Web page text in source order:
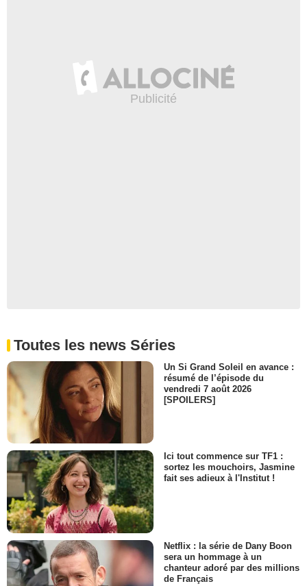
Toutes les news Séries
Un Si Grand Soleil en avance :
résumé de l’épisode du
vendredi 7 août 2026
[SPOILERS]
Ici tout commence sur TF1 :
sortez les mouchoirs, Jasmine
fait ses adieux à l'Institut !
Netflix : la série de Dany Boon
sera un hommage à un
chanteur adoré par des millions
de Français